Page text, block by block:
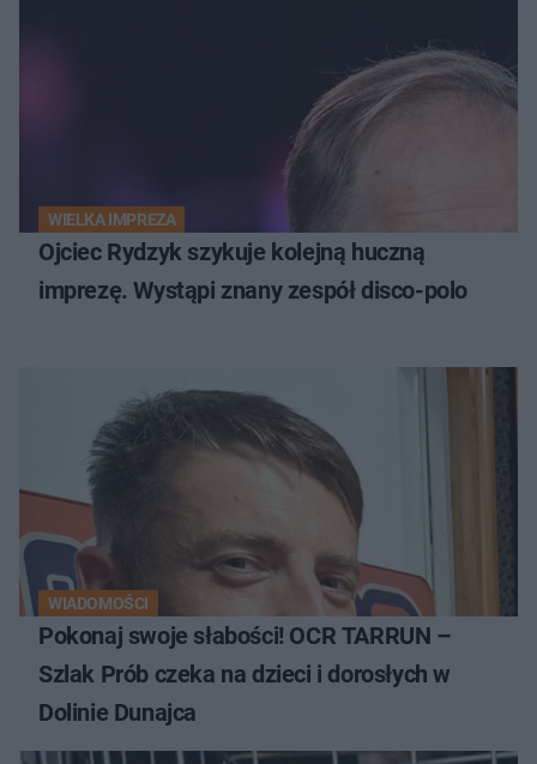
WIELKA IMPREZA
Ojciec Rydzyk szykuje kolejną huczną
imprezę. Wystąpi znany zespół disco-polo
WIADOMOŚCI
Pokonaj swoje słabości! OCR TARRUN –
Szlak Prób czeka na dzieci i dorosłych w
Dolinie Dunajca